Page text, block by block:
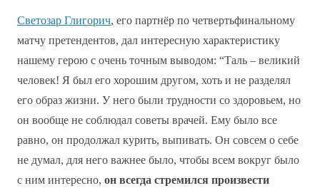
Светозар Глигорич, его партнёр по четвертьфинальному
матчу претендентов, дал интересную характеристику
нашему герою с очень точным выводом: “Таль – великий
человек! Я был его хорошим другом, хоть и не разделял
его образ жизни. У него были трудности со здоровьем, но
он вообще не соблюдал советы врачей. Ему было все
равно, он продолжал курить, выпивать. Он совсем о себе
не думал, для него важнее было, чтобы всем вокруг было
с ним интересно, он всегда стремился произвести